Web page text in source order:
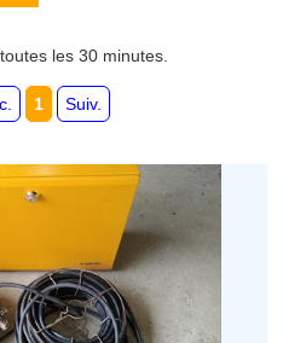
-
les 30 minutes.
1 Suiv.